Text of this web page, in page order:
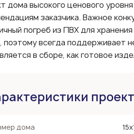
дома высокого ценового
заказчика. Важное
погреб из ПВХ для
поэтому всегда поддерживает
в сборе, как готовое
дома